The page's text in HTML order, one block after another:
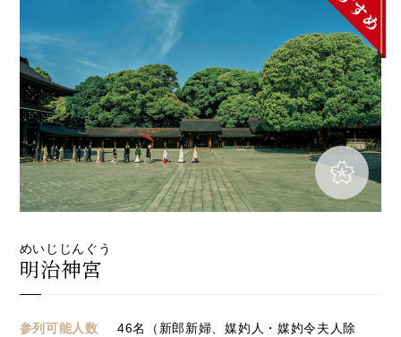
先輩カップル実例
クリップリスト
めいじじんぐう
明治神宮
参列可能人数
46名（新郎新婦、媒妁人・媒妁令夫人除